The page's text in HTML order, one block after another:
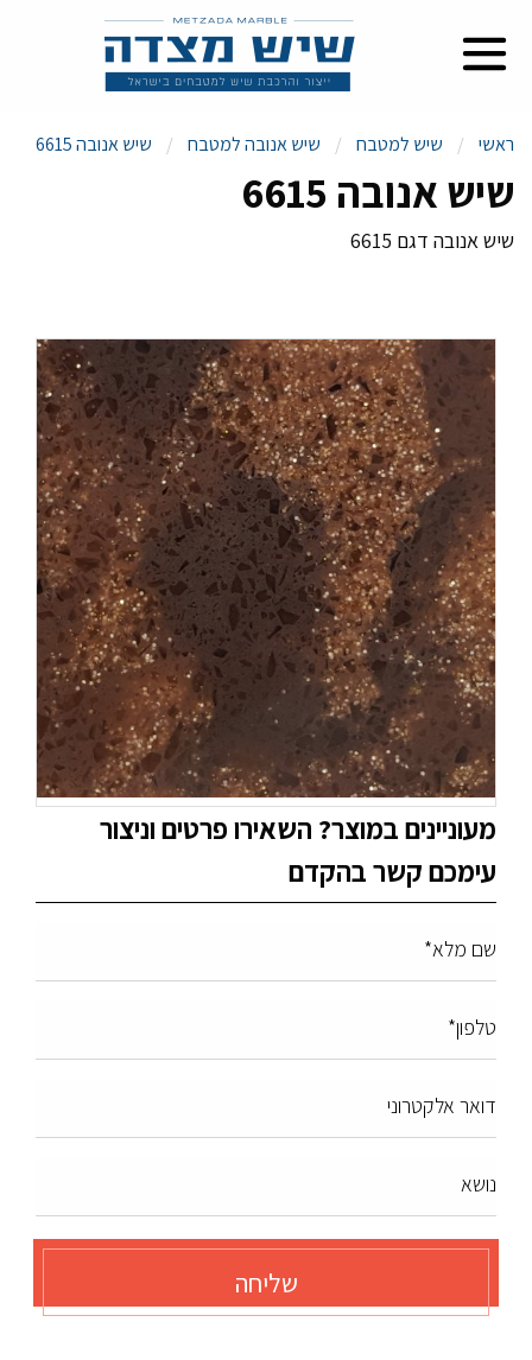
ראשי שיש למטבח שיש אנובה למטבח שיש אנובה 6615
שיש אנובה 6615
שיש אנובה דגם 6615
מעוניינים במוצר? השאירו פרטים וניצור
עימכם קשר בהקדם
שם מלא*
טלפון*
דואר אלקטרוני
נושא
שליחה